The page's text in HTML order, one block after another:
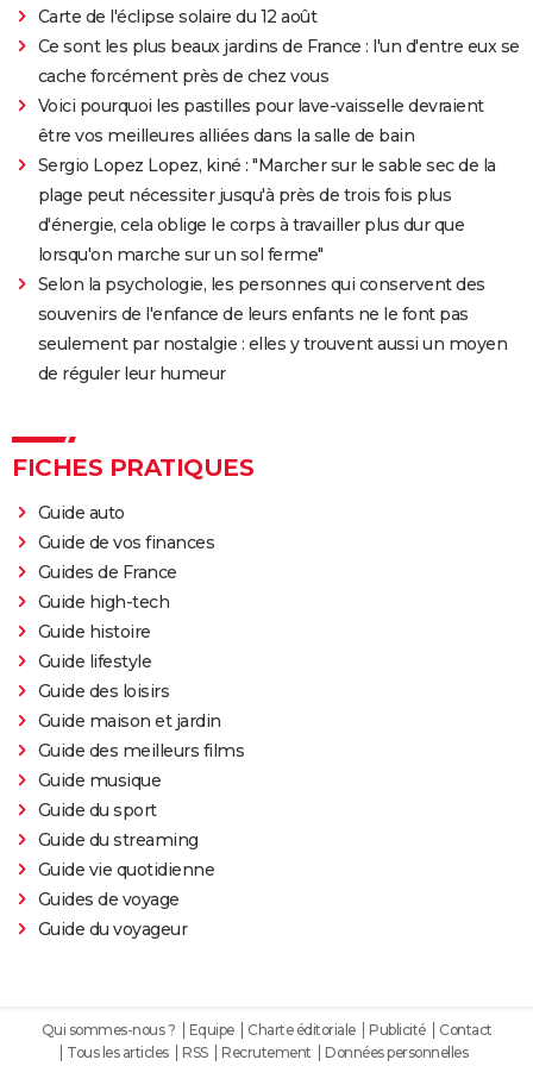
l'adaptation de la BD culte
Carte de l'éclipse solaire du 12 août
Ce sont les plus beaux jardins de France : l'un d'entre eux se
cache forcément près de chez vous
Voici pourquoi les pastilles pour lave-vaisselle devraient
être vos meilleures alliées dans la salle de bain
Sergio Lopez Lopez, kiné : "Marcher sur le sable sec de la
plage peut nécessiter jusqu'à près de trois fois plus
d'énergie, cela oblige le corps à travailler plus dur que
lorsqu'on marche sur un sol ferme"
Selon la psychologie, les personnes qui conservent des
souvenirs de l'enfance de leurs enfants ne le font pas
seulement par nostalgie : elles y trouvent aussi un moyen
de réguler leur humeur
FICHES PRATIQUES
Guide auto
Guide de vos finances
Guides de France
Guide high-tech
Guide histoire
Guide lifestyle
Guide des loisirs
Guide maison et jardin
Guide des meilleurs films
Guide musique
Guide du sport
Guide du streaming
Guide vie quotidienne
Guides de voyage
Guide du voyageur
Qui sommes-nous ? Equipe Charte éditoriale Publicité
Contact
Tous les articles
RSS Recrutement Données personnelles